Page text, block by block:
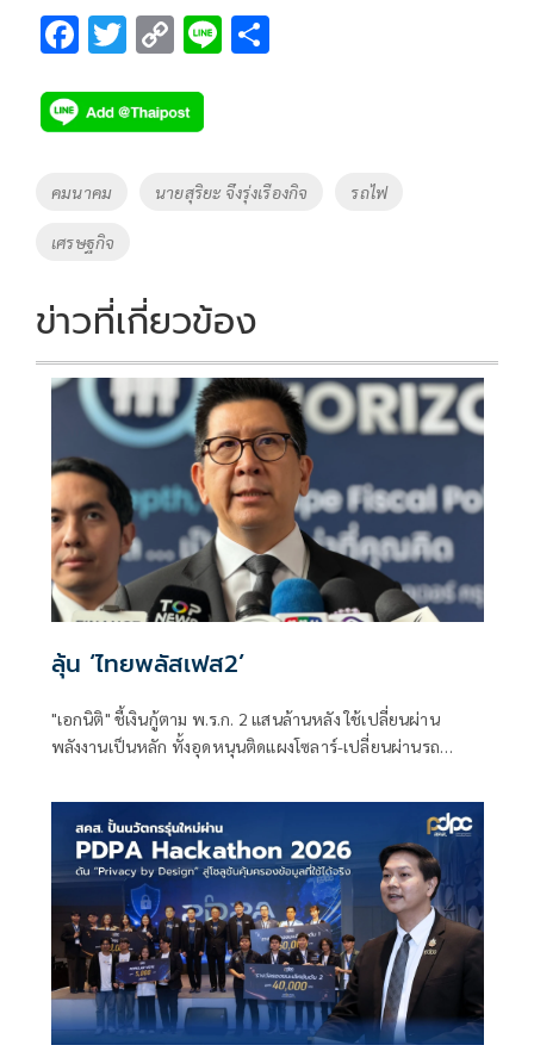
F
e
b
o
o
k
T
tt
er
C
p
y
Li
Li
Tags
คมนาคม นายสุริยะ จึงรุ่งเรืองกิจ รถไฟ
เศรษฐกิจ
ข่าวที่เกี่ยวข้อง
ลุ้น ‘ไทยพลัสเฟส2’
"เอกนิติ" ชี้เงินกู้ตาม พ.ร.ก. 2 แสนล้านหลัง ใช้เปลี่ยนผ่าน
พลังงานเป็นหลัก ทั้งอุดหนุนติดแผงโซลาร์-เปลี่ยนผ่านรถ
พร้อมให้ใช้กับไทยเที่ยวไทยพลัส ส่วนไทยช่วยไทยพลัส เฟส 2
รอประเมินความเหมาะสม นายกฯ เผยจะพยายาม